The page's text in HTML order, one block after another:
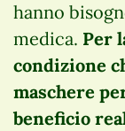
hanno
medica. Per
condizione
maschere
beneficio